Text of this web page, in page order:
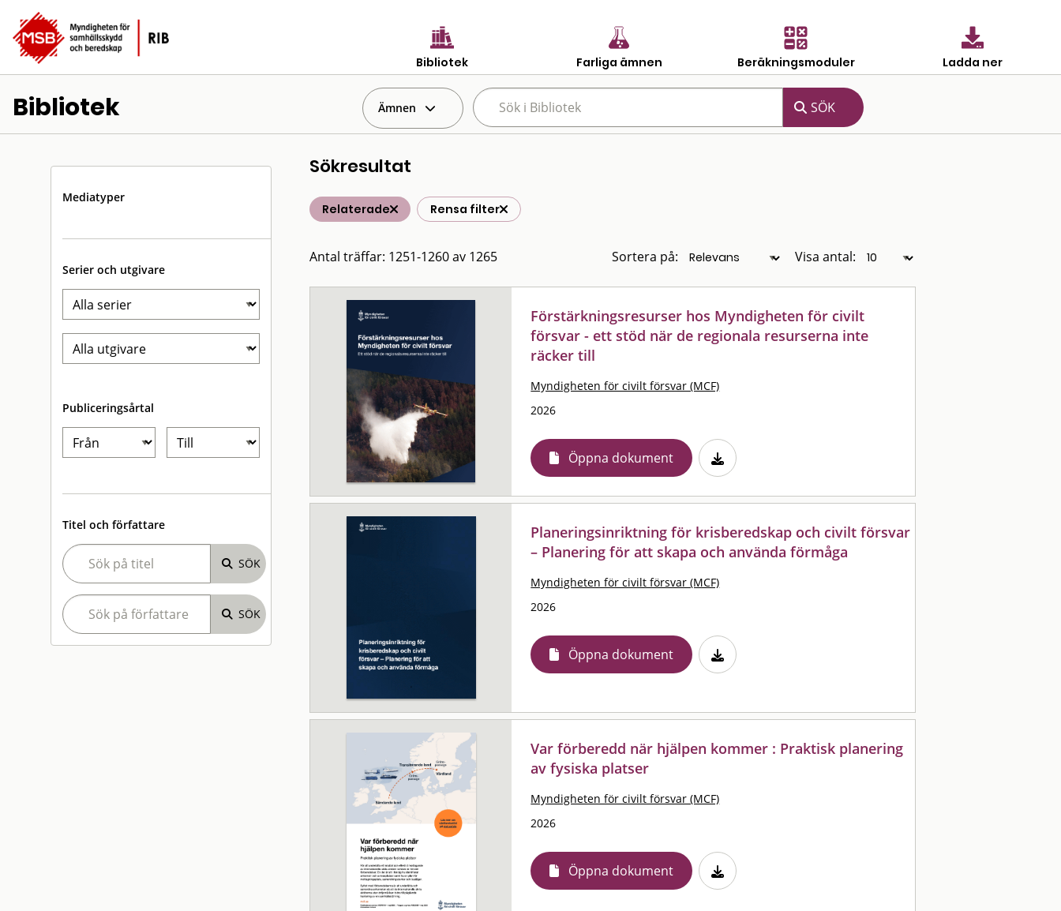
Bibliotek Farliga ämnen Beräkningsmoduler Ladda ner
Bibliotek Ämnen
Mediatyper
Serier och utgivare
Publiceringsårtal
Titel och författare
Sökresultat
Relaterade Rensa filter
Antal träffar: 1251-1260 av 1265 Sortera på: Visa antal:
Förstärkningsresurser hos Myndigheten för civilt
försvar - ett stöd när de regionala resurserna inte
räcker till
Myndigheten för civilt försvar (MCF)
2026
Öppna dokument
Planeringsinriktning för krisberedskap och civilt försvar
– Planering för att skapa och använda förmåga
Myndigheten för civilt försvar (MCF)
2026
Öppna dokument
Var förberedd när hjälpen kommer : Praktisk planering
av fysiska platser
Myndigheten för civilt försvar (MCF)
2026
Öppna dokument